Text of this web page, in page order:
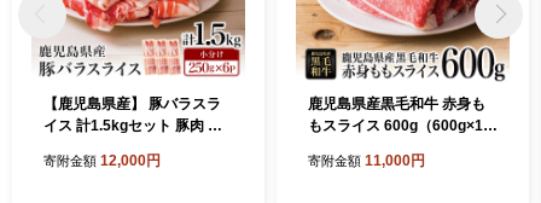
【鹿児島県産】 豚バラスラ
イス 計1.5kgセット 豚肉 豚
チ鍋 肉巻き 炒め物 薄切り 薄
寄附金額 12,000円
鹿児島県産黒毛和牛 赤身も
もスライス 600g（600g×1
和牛 牛肉 肉 赤身 モモ スラ
寄附金額 11,000円